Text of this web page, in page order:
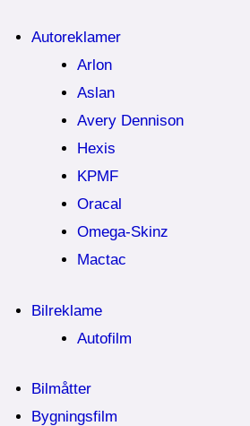
Autoreklamer
Arlon
Aslan
Avery Dennison
Hexis
KPMF
Oracal
Omega-Skinz
Mactac
Bilreklame
Autofilm
Bilmåtter
Bygningsfilm